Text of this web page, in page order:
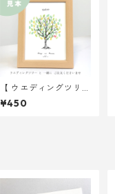
【 ウエディングツリー
】 見本 2Lサイズ紙
¥450